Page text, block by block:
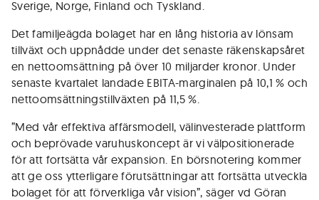
Sverige, Norge, Finland och Tyskland.
Det familjeägda bolaget har en lång historia av lönsam
tillväxt och uppnådde under det senaste räkenskapsåret
en nettoomsättning på över 10 miljarder kronor. Under
senaste kvartalet landade EBITA-marginalen på 10,1 % och
nettoomsättningstillväxten på 11,5 %.
”Med vår effektiva affärsmodell, välinvesterade plattform
och beprövade varuhuskoncept är vi välpositionerade
för att fortsätta vår expansion. En börsnotering kommer
att ge oss ytterligare förutsättningar att fortsätta utveckla
bolaget för att förverkliga vår vision”, säger vd Göran